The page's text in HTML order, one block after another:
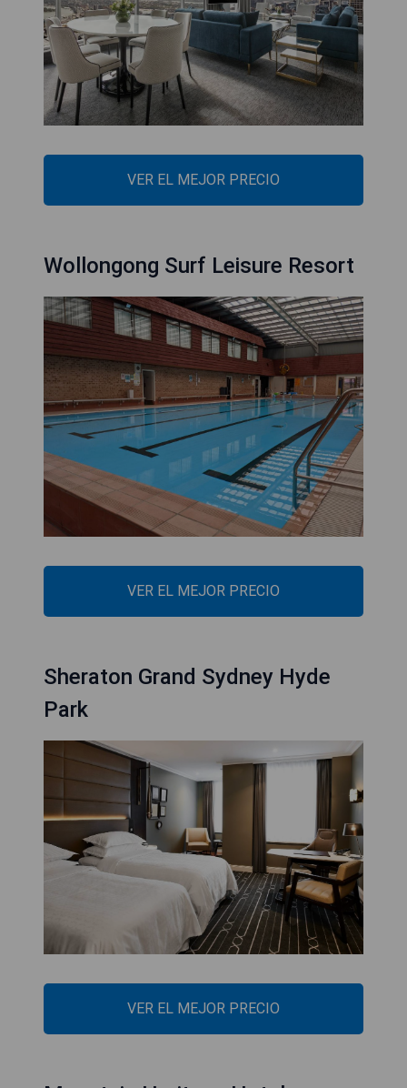
VER EL MEJOR PRECIO
Wollongong Surf Leisure Resort
VER EL MEJOR PRECIO
Sheraton Grand Sydney Hyde
Park
VER EL MEJOR PRECIO